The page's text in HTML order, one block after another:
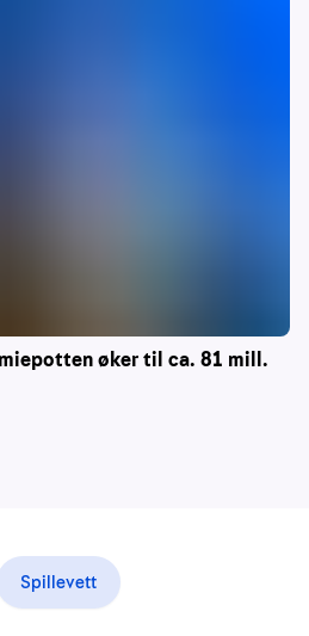
øker til ca. 81 mill.
Spillevett